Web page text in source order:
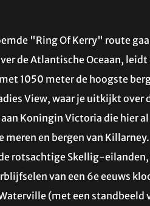
"Ring Of Kerry" route
de Atlantische Oceaan,
1050 meter de hoogste
View, waar je uitkijkt over
Koningin Victoria die hier
meren en bergen van
rotsachtige Skellig-
van een 6e eeuws
(met een standbeeld